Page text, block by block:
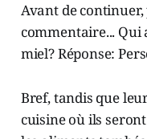
Avant de
commentaire... Qui
miel? Réponse:
Bref, tandis que
cuisine où ils